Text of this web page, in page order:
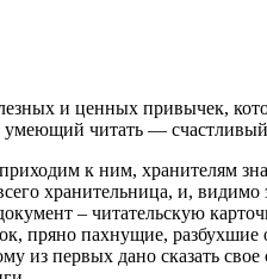
и ценных привычек,
читать — счастливый
к ним, хранителям
хранительница, и,
– читательскую
пряно пахнущие,
из первых дано сказать